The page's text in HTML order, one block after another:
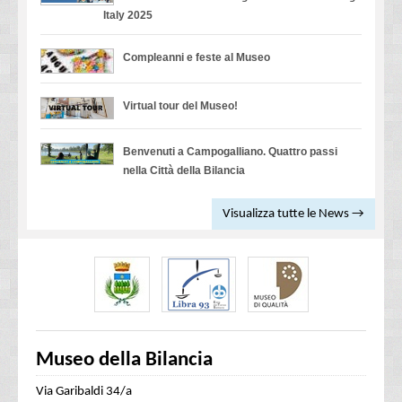
Italy 2025
Compleanni e feste al Museo
Virtual tour del Museo!
Benvenuti a Campogalliano. Quattro passi
nella Città della Bilancia
Visualizza tutte le News →
Museo della Bilancia
Via Garibaldi 34/a